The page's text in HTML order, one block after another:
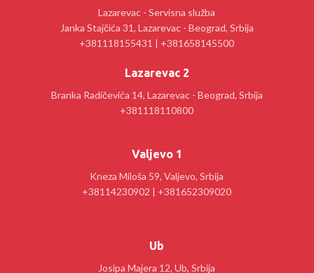
Lazarevac - Servisna služba
Janka Stajčića 31, Lazarevac - Beograd, Srbija
+381118155431 | +381658145500
Lazarevac 2
Branka Radičevića 14, Lazarevac - Beograd, Srbija
+381118110800
Valjevo 1
Kneza Miloša 59, Valjevo, Srbija
+38114230902 | +381652309020
Ub
Josipa Majera 12, Ub, Srbija